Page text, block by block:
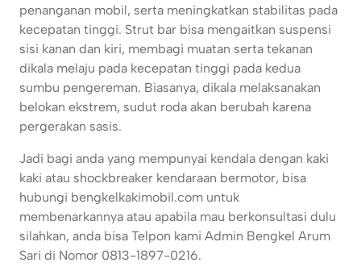
penanganan mobil, serta meningkatkan stabilitas pada
kecepatan tinggi. Strut bar bisa mengaitkan suspensi
sisi kanan dan kiri, membagi muatan serta tekanan
dikala melaju pada kecepatan tinggi pada kedua
sumbu pengereman. Biasanya, dikala melaksanakan
belokan ekstrem, sudut roda akan berubah karena
pergerakan sasis.
Jadi bagi anda yang mempunyai kendala dengan kaki
kaki atau shockbreaker kendaraan bermotor, bisa
hubungi bengkelkakimobil.com untuk
membenarkannya atau apabila mau berkonsultasi dulu
silahkan, anda bisa Telpon kami Admin Bengkel Arum
Sari di Nomor 0813-1897-0216.